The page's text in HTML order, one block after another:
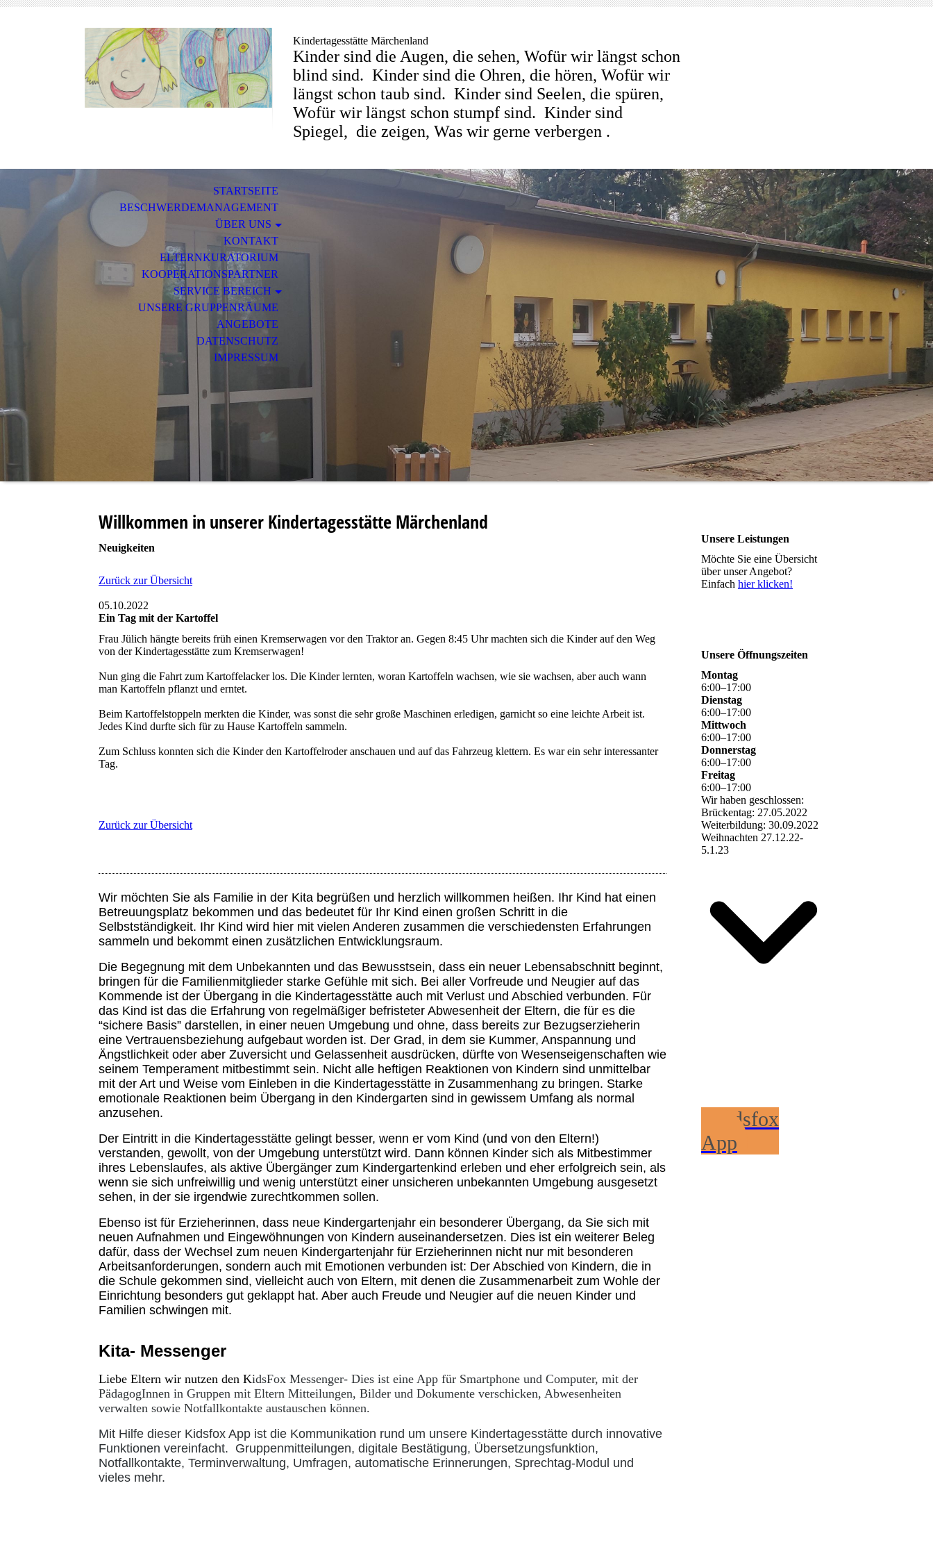
Kindertagesstätte Märchenland
Kinder sind die Augen, die sehen, Wofür wir längst schon
blind sind. Kinder sind die Ohren, die hören, Wofür wir
längst schon taub sind. Kinder sind Seelen, die spüren,
Wofür wir längst schon stumpf sind. Kinder sind
Spiegel, die zeigen, Was wir gerne verbergen .
STARTSEITE
BESCHWERDEMANAGEMENT
ÜBER UNS
KONTAKT
ELTERNKURATORIUM
KOOPERATIONSPARTNER
SERVICE BEREICH
UNSERE GRUPPENRÄUME
ANGEBOTE
DATENSCHUTZ
IMPRESSUM
Willkommen in unserer Kindertagesstätte Märchenland
Neuigkeiten
Zurück zur Übersicht
05.10.2022
Ein Tag mit der Kartoffel
Frau Jülich hängte bereits früh einen Kremserwagen vor den Traktor an. Gegen 8:45 Uhr machten sich die Kinder auf den Weg
von der Kindertagesstätte zum Kremserwagen!
Nun ging die Fahrt zum Kartoffelacker los. Die Kinder lernten, woran Kartoffeln wachsen, wie sie wachsen, aber auch wann
man Kartoffeln pflanzt und erntet.
Beim Kartoffelstoppeln merkten die Kinder, was sonst die sehr große Maschinen erledigen, garnicht so eine leichte Arbeit ist.
Jedes Kind durfte sich für zu Hause Kartoffeln sammeln.
Zum Schluss konnten sich die Kinder den Kartoffelroder anschauen und auf das Fahrzeug klettern. Es war ein sehr interessanter
Tag.
Zurück zur Übersicht
Wir möchten Sie als Familie in der Kita begrüßen und herzlich willkommen heißen. Ihr Kind hat einen
Betreuungsplatz bekommen und das bedeutet für Ihr Kind einen großen Schritt in die
Selbstständigkeit. Ihr Kind wird hier mit vielen Anderen zusammen die verschiedensten Erfahrungen
sammeln und bekommt einen zusätzlichen Entwicklungsraum.
Die Begegnung mit dem Unbekannten und das Bewusstsein, dass ein neuer Lebensabschnitt beginnt,
bringen für die Familienmitglieder starke Gefühle mit sich. Bei aller Vorfreude und Neugier auf das
Kommende ist der Übergang in die Kindertagesstätte auch mit Verlust und Abschied verbunden. Für
das Kind ist das die Erfahrung von regelmäßiger befristeter Abwesenheit der Eltern, die für es die
“sichere Basis” darstellen, in einer neuen Umgebung und ohne, dass bereits zur Bezugserzieherin
eine Vertrauensbeziehung aufgebaut worden ist. Der Grad, in dem sie Kummer, Anspannung und
Ängstlichkeit oder aber Zuversicht und Gelassenheit ausdrücken, dürfte von Wesenseigenschaften wie
seinem Temperament mitbestimmt sein. Nicht alle heftigen Reaktionen von Kindern sind unmittelbar
mit der Art und Weise vom Einleben in die Kindertagesstätte in Zusammenhang zu bringen. Starke
emotionale Reaktionen beim Übergang in den Kindergarten sind in gewissem Umfang als normal
anzusehen.
Der Eintritt in die Kindertagesstätte gelingt besser, wenn er vom Kind (und von den Eltern!)
verstanden, gewollt, von der Umgebung unterstützt wird. Dann können Kinder sich als Mitbestimmer
ihres Lebenslaufes, als aktive Übergänger zum Kindergartenkind erleben und eher erfolgreich sein, als
wenn sie sich unfreiwillig und wenig unterstützt einer unsicheren unbekannten Umgebung ausgesetzt
sehen, in der sie irgendwie zurechtkommen sollen.
Ebenso ist für Erzieherinnen, dass neue Kindergartenjahr ein besonderer Übergang, da Sie sich mit
neuen Aufnahmen und Eingewöhnungen von Kindern auseinandersetzen. Dies ist ein weiterer Beleg
dafür, dass der Wechsel zum neuen Kindergartenjahr für Erzieherinnen nicht nur mit besonderen
Arbeitsanforderungen, sondern auch mit Emotionen verbunden ist: Der Abschied von Kindern, die in
die Schule gekommen sind, vielleicht auch von Eltern, mit denen die Zusammenarbeit zum Wohle der
Einrichtung besonders gut geklappt hat. Aber auch Freude und Neugier auf die neuen Kinder und
Familien schwingen mit.
Kita- Messenger
Liebe Eltern wir nutzen den KidsFox Messenger- Dies ist eine App für Smartphone und Computer, mit der
PädagogInnen in Gruppen mit Eltern Mitteilungen, Bilder und Dokumente verschicken, Abwesenheiten
verwalten sowie Notfallkontakte austauschen können.
Mit Hilfe dieser Kidsfox App ist die Kommunikation rund um unsere Kindertagesstätte durch innovative
Funktionen vereinfacht. Gruppenmitteilungen, digitale Bestätigung, Übersetzungsfunktion,
Notfallkontakte, Terminverwaltung, Umfragen, automatische Erinnerungen, Sprechtag-Modul und
vieles mehr.
Unsere Leistungen
Möchte Sie eine Übersicht
über unser Angebot?
Einfach hier klicken!
Unsere Öffnungszeiten
Montag
6:00–17:00
Dienstag
6:00–17:00
Mittwoch
6:00–17:00
Donnerstag
6:00–17:00
Freitag
6:00–17:00
Wir haben geschlossen:
Brückentag: 27.05.2022
Weiterbildung: 30.09.2022
Weihnachten 27.12.22-
5.1.23
Kidsfox
App